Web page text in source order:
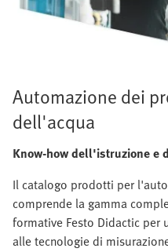
Automazione dei
dell'acqua
Know-how dell'istruzione e
Il catalogo prodotti per
comprende la gamma
formative Festo Didactic
alle tecnologie di